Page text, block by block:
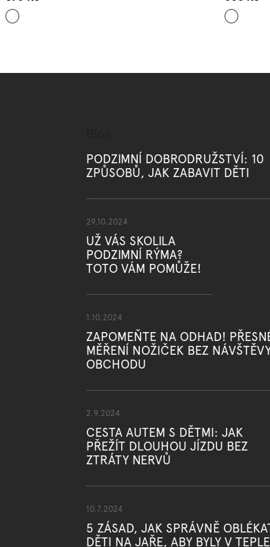
Černá Mix
barev
PODZIMNÍ DOBRODRUŽSTVÍ: 10
ZPŮSOBŮ, JAK ZABAVIT DĚTI
29.10.2024
UŽ VÁS SKOLILA
PODZIMNÍ RÝMA?
TOTO VÁM POMŮŽE!
1.10.2024
ZAPOMEŇTE NA ODHAD!
MĚŘENÍ NOŽIČEK BEZ
OBCHODU
2.9.2024
CESTA AUTEM S DĚTMI: JAK
PŘEŽÍT DLOUHOU JÍZDU BEZ
ZTRÁTY NERVŮ
10.7.2024
5 ZÁSAD, JAK SPRÁVNĚ
DĚTI NA JAŘE, ABY BYLY V